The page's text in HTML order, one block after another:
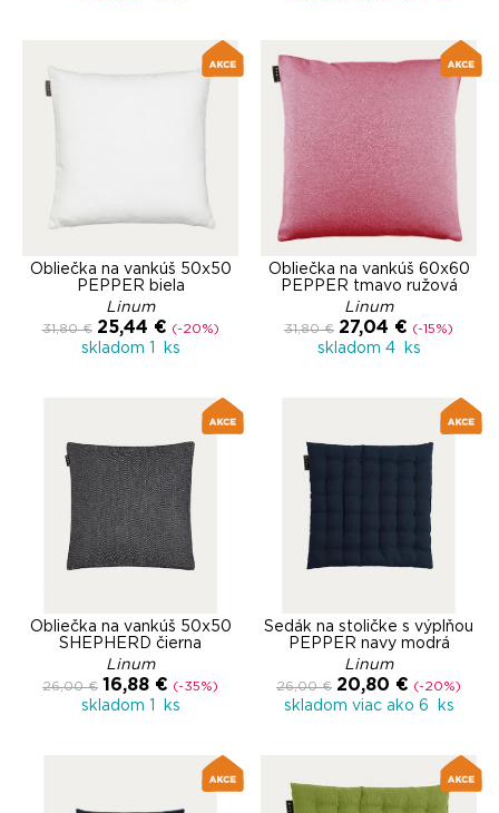
Obliečka na vankúš 50x50
PEPPER biela
Linum
31,80 € 25,44 € (-20%)
skladom 1 ks
Obliečka na vankúš 60x60
PEPPER tmavo ružová
Linum
31,80 € 27,04 € (-15%)
skladom 4 ks
Obliečka na vankúš 50x50
SHEPHERD čierna
Linum
26,00 € 16,88 € (-35%)
skladom 1 ks
Sedák na stoličke s výplňou
PEPPER navy modrá
Linum
26,00 € 20,80 € (-20%)
skladom viac ako 6 ks